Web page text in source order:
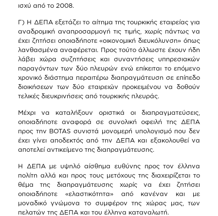
ισχύ από το 2008.
Γ) Η ΔΕΠΑ εξετάζει το αίτημα της τουρκικής εταιρείας για
αναδρομική αναπροσαρμογή τις τιμής, χωρίς πάντως να
έχει ζητήσει οποιαδήποτε «οικονομική διευκόλυνση» όπως
λανθασμένα αναφέρεται. Προς τούτο άλλωστε έχουν ήδη
λάβει χώρα συζητήσεις και συναντήσεις υπηρεσιακών
παραγόντων των δύο πλευρών ενώ επίκειται το επόμενο
χρονικό διάστημα περαιτέρω διαπραγμάτευση σε επίπεδο
διοικήσεων των δύο εταιρειών προκειμένου να δοθούν
τελικές διευκρινήσεις από τουρκικής πλευράς.
Μέχρι να καταλήξουν οριστικά οι διαπραγματεύσεις,
οποιαδήποτε αναφορά σε συνολική οφειλή της ΔΕΠΑ
προς την BOTAS συνιστά μονομερή υπολογισμό που δεν
έχει γίνει αποδεκτός από την ΔΕΠΑ και εξακολουθεί να
αποτελεί αντικείμενο της διαπραγμάτευσης.
Η ΔΕΠΑ με υψηλό αίσθημα ευθύνης προς τον έλληνα
πολίτη αλλά και προς τους μετόχους της διαχειρίζεται το
θέμα της διαπραγμάτευσης χωρίς να έχει ζητήσει
οποιαδήποτε «ελαστικότητα» από κανέναν και με
μοναδικό γνώμονα το συμφέρον της χώρας μας, των
πελατών της ΔΕΠΑ και του έλληνα καταναλωτή.